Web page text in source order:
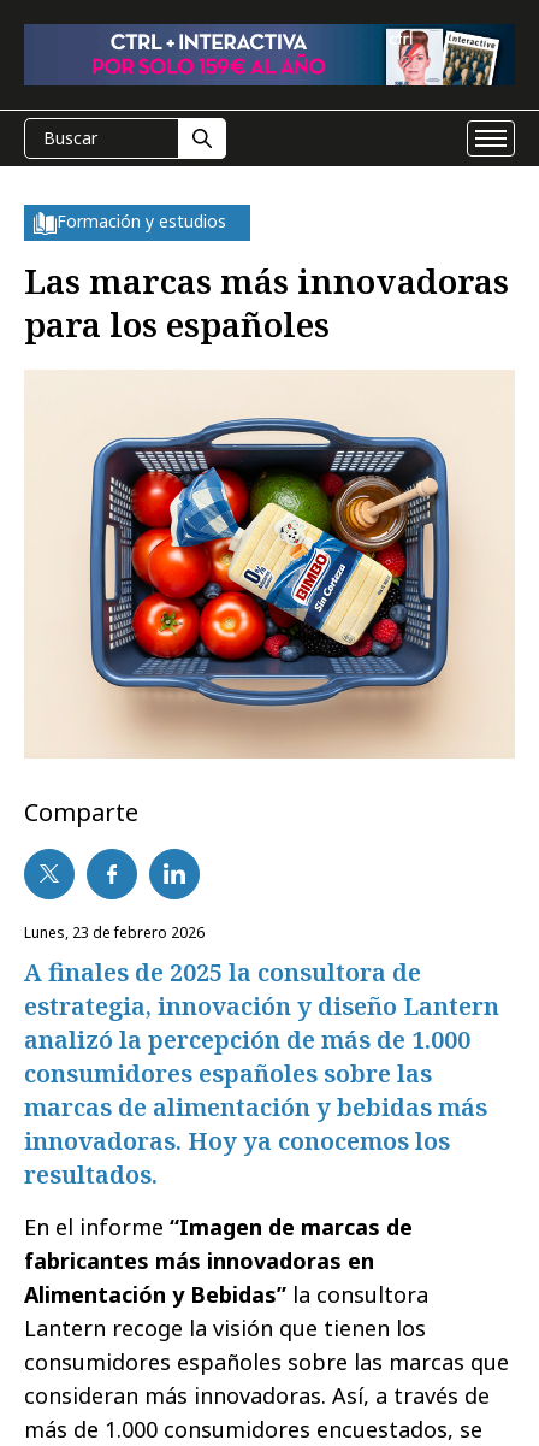
Formación y estudios
Las marcas más innovadoras
para los españoles
Comparte
lunes, 23 de febrero 2026
A finales de 2025 la consultora de
estrategia, innovación y diseño Lantern
analizó la percepción de más de 1.000
consumidores españoles sobre las
marcas de alimentación y bebidas más
innovadoras. Hoy ya conocemos los
resultados.
En el informe “Imagen de marcas de
fabricantes más innovadoras en
Alimentación y Bebidas” la consultora
Lantern recoge la visión que tienen los
consumidores españoles sobre las marcas que
consideran más innovadoras. Así, a través de
más de 1.000 consumidores encuestados, se